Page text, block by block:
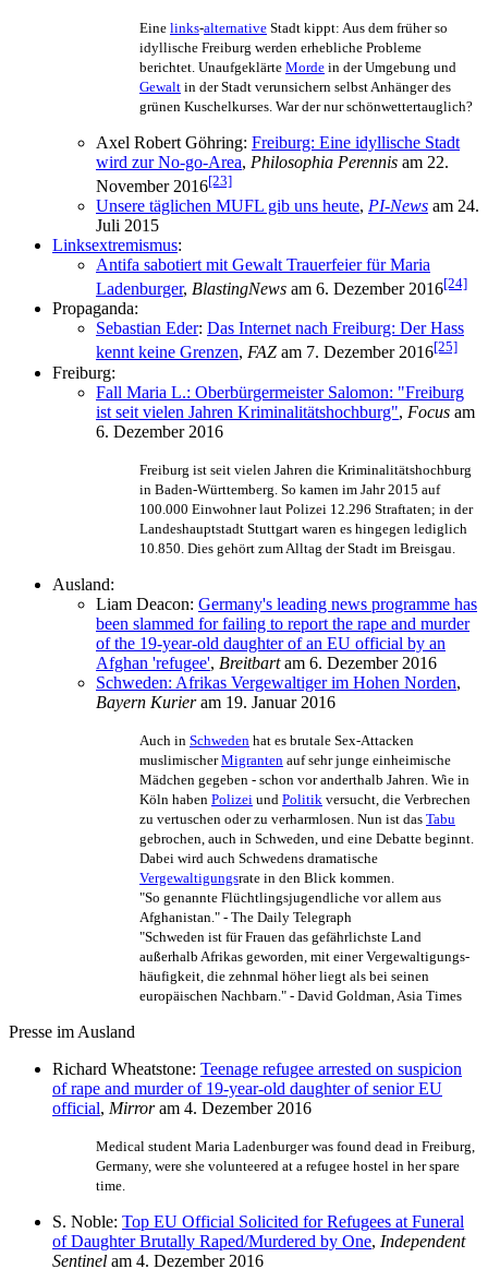
Eine links-alternative Stadt kippt: Aus dem früher so
idyllische Freiburg werden erhebliche Probleme
berichtet. Unaufgeklärte Morde in der Umgebung und
Gewalt in der Stadt verunsichern selbst Anhänger des
grünen Kuschelkurses. War der nur schönwetter­tauglich?
Axel Robert Göhring: Freiburg: Eine idyllische Stadt
wird zur No-go-Area, Philosophia Perennis am 22.
November 2016[23]
Unsere täglichen MUFL gib uns heute, PI-News am 24.
Juli 2015
Linksextremismus:
Antifa sabotiert mit Gewalt Trauerfeier für Maria
Ladenburger, BlastingNews am 6. Dezember 2016[24]
Propaganda:
Sebastian Eder: Das Internet nach Freiburg: Der Hass
kennt keine Grenzen, FAZ am 7. Dezember 2016[25]
Freiburg:
Fall Maria L.: Oberbürgermeister Salomon: "Freiburg
ist seit vielen Jahren Kriminalitätshochburg", Focus am
6. Dezember 2016
Freiburg ist seit vielen Jahren die Kriminalitäts­hochburg
in Baden-Württemberg. So kamen im Jahr 2015 auf
100.000 Einwohner laut Polizei 12.296 Straftaten; in der
Landes­hauptstadt Stuttgart waren es hingegen lediglich
10.850. Dies gehört zum Alltag der Stadt im Breisgau.
Ausland:
Liam Deacon: Germany's leading news programme has
been slammed for failing to report the rape and murder
of the 19-year-old daughter of an EU official by an
Afghan 'refugee', Breitbartam 6. Dezember 2016
Schweden: Afrikas Vergewaltiger im Hohen Norden,
Bayern Kurieram 19. Januar 2016
Auch in Schweden hat es brutale Sex-Attacken
muslimischerMigranten auf sehr junge einheimische
Mädchen gegeben - schon vor anderthalb Jahren. Wie in
Köln haben Polizei und Politik versucht, die Verbrechen
zu vertuschen oder zu verharmlosen. Nun ist das Tabu
gebrochen, auch in Schweden, und eine Debatte beginnt.
Dabei wird auch Schwedens dramatische
Vergewaltigungs­rate in den Blick kommen.
"So genannte Flüchtlings­jugendliche vor allem aus
Afghanistan." - The Daily Telegraph
"Schweden ist für Frauen das gefährlichste Land
außerhalb Afrikas geworden, mit einer Vergewaltigungs­
häufigkeit, die zehnmal höher liegt als bei seinen
europäischen Nachbarn." - David Goldman, Asia Times
Presse im Ausland
Richard Wheatstone: Teenage refugee arrested on suspicion
of rape and murder of 19-year-old daughter of senior EU
official, Mirroram 4. Dezember 2016
Medical student Maria Ladenburger was found dead in Freiburg,
Germany, were she volunteered at a refugee hostel in her spare
time.
S. Noble: Top EU Official Solicited for Refugees at Funeral
of Daughter Brutally Raped/Murdered by One, Independent
Sentinel am 4. Dezember 2016